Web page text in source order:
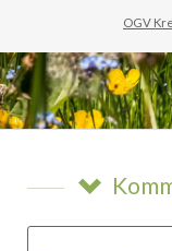
OGV